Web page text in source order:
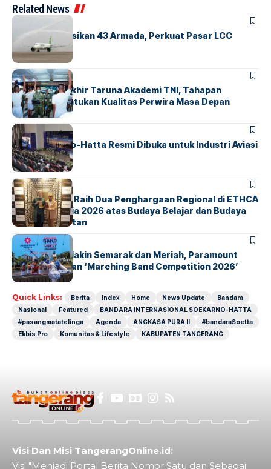
Related News
BANDARA
Citilink Operasikan 43 Armada, Perkuat Pasar LCC
Nasional
BERITA
Sidang Pantukhir Taruna Akademi TNI, Tahapan
Strategis Tentukan Kualitas Perwira Masa Depan
BANDARA BERITA
IALC Soekarno-Hatta Resmi Dibuka untuk Industri Aviasi
Dunia
BERITA
ParagonCorp Raih Dua Penghargaan Regional di ETHCA
Southeast Asia 2026 atas Budaya Belajar dan Budaya
Kebermanfaatan
BERITA INDEX
Akhir Pekan Makin Semarak dan Meriah, Paramount
Petals Hadirkan ‘Marching Band Competition 2026’
Quick Links: Berita Index Home News Update
Bandara
Nasional
Featured
BANDARA INTERNASIONAL SOEKARNO-HATTA
#pasangmatatelinga
Agenda ANGKASA PURA II
#bandaraSoetta
Ekbis Pro
Komunitas & Lifestyle KABUPATEN TANGERANG
Visi Dan Misi TangerangOnline.id:
Visi "Menjadi Portal Berita Nomor Satu dan Sebagai